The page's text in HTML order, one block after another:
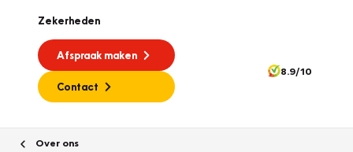
Zekerheden
Afspraak maken
Contact
8.9/10
Over ons